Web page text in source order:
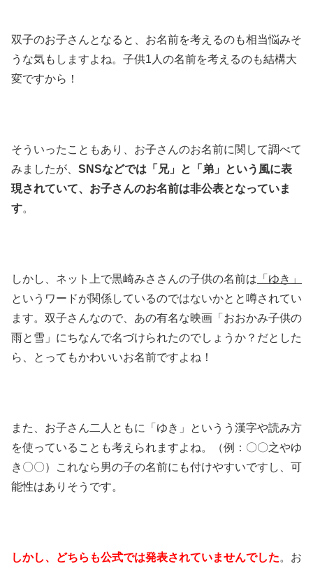
双子のお子さんとなると、お名前を考えるのも相当悩みそ
うな気もしますよね。子供1人の名前を考えるのも結構大
変ですから！
そういったこともあり、お子さんのお名前に関して調べて
みましたが、 SNSなどでは「兄」と「弟」という風に表
現されていて、お子さんのお名前は非公表となっていま
す。
しかし、ネット上で黒崎みささんの子供の名前は 「ゆき」
というワードが関係しているのではないかとと噂されてい
ます。双子さんなので、あの有名な映画「おおかみ子供の
雨と雪」にちなんで名づけられたのでしょうか？だとした
ら、とってもかわいいお名前ですよね！
また、お子さん二人ともに「ゆき」というう漢字や読み方
を使っていることも考えられますよね。（例：〇〇之やゆ
き〇〇）これなら男の子の名前にも付けやすいですし、可
能性はありそうです。
しかし、どちらも公式では発表されていませんでした。お